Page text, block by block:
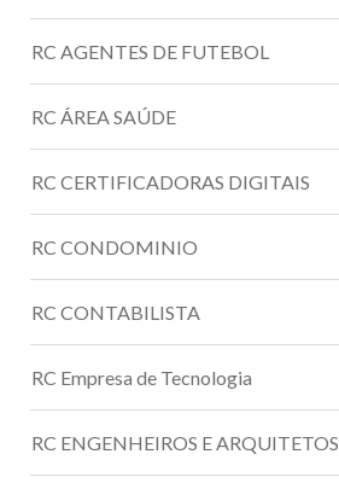
RC AGENTES DE FUTEBOL
RC ÁREA SAÚDE
RC CERTIFICADORAS DIGITAIS
RC CONDOMINIO
RC CONTABILISTA
RC Empresa de Tecnologia
RC ENGENHEIROS E ARQUITETOS